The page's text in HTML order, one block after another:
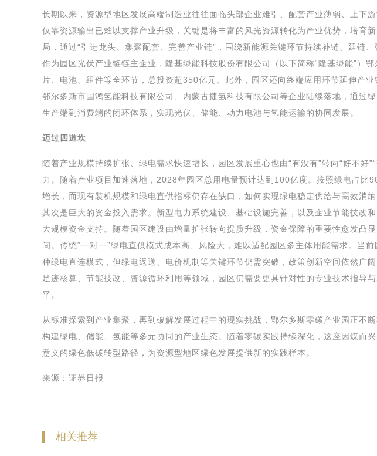
长期以来，资源型地区发展高端制造业往往面临头部企业难引、配套产业薄弱、上下
仅靠资源输出已难以支撑产业升级，关键是将丰富的风光资源转化为产业优势，培育
局，通过“引进龙头、集聚配套、完善产业链”，围绕新能源关键环节持续补链、延链
作为园区光伏产业链链主企业，隆基绿能科技股份有限公司（以下简称“隆基绿能”）
片、电池、组件等全环节，总投资超350亿元。此外，园区还向终端应用环节延伸产业
鄂尔多斯市国鸿氢能科技有限公司、内蒙古捷氢科技有限公司等企业陆续落地，通过
生产端到消费端的闭环体系，实现光伏、储能、动力电池与氢能运输的协同发展。
迈过四道坎
随着产业规模持续扩张、绿电需求快速增长，园区发展重心也由“有没有”转向“好不好
力。随着产业项目加速落地，2028年园区总用电量预计达到100亿度。按照绿电占比
增长，而现有装机规模和绿电直供指标仍存在缺口，如何实现绿电稳定供给与高效消
其次是巨大的资金投入需求。新型电力系统建设、基础设施完善，以及企业节能技改
大规模资金支持。随着园区建设由增量扩张转向提质升级，资金保障的重要性愈发凸
间。传统“一对一”绿电直供模式成本高、风险大，难以适配园区多主体用能需求。当前
种绿电直连模式，但绿电返送、电价机制等关键环节仍需突破，政策创新空间依然广
足迹核算、节能技改、资源循环利用等领域，园区仍需要更具针对性的专业技术指导
平。
从标准探索到产业集聚，再到破解发展过程中的现实挑战，鄂尔多斯零碳产业园正不
构建绿电、储能、氢能等多元协同的产业生态。随着零碳实践持续深化，这座因煤而
意义的绿色低碳转型路径，为资源型地区绿色发展提供新的实践样本。
来源：证券日报
相关推荐